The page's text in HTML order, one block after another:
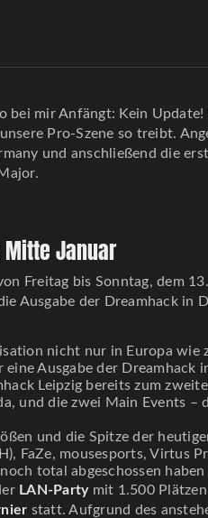
bei mir Anfängt: Kein Update!
Pro-Szene so treibt.
und anschließend die
Mitte Januar
Freitag bis Sonntag, dem
Ausgabe der Dreamhack in
nicht nur in Europa wie
Ausgabe der Dreamhack
Leipzig bereits zum
und die zwei Main Events –
und die Spitze der
FaZe, mousesports, Virtus
total abgeschossen
LAN-Partymit 1.500
statt. Aufgrund des